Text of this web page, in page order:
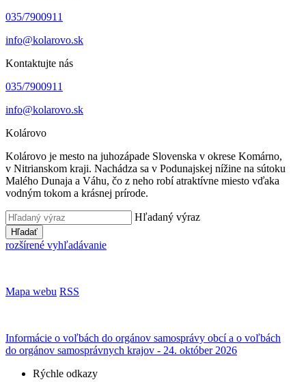
035/7900911
info@kolarovo.sk
Kontaktujte nás
035/7900911
info@kolarovo.sk
Kolárovo
Kolárovo je mesto na juhozápade Slovenska v okrese Komárno,
v Nitrianskom kraji. Nachádza sa v Podunajskej nížine na sútoku
Malého Dunaja a Váhu, čo z neho robí atraktívne miesto vďaka
vodným tokom a krásnej prírode.
Hľadaný výraz
Hľadať
rozšírené vyhľadávanie
Mapa webu RSS
Informácie o voľbách do orgánov samosprávy obcí a o voľbách
do orgánov samosprávnych krajov - 24. október 2026
Rýchle odkazy